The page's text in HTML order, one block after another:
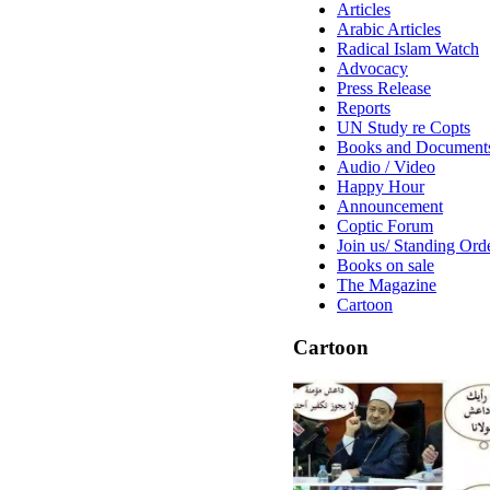
Articles
Arabic Articles
Radical Islam Watch
Advocacy
Press Release
Reports
UN Study re Copts
Books and
Audio / Video
Happy Hour
Announcement
Coptic Forum
Join us/ Standing
Books on sale
The Magazine
Cartoon
Cartoon